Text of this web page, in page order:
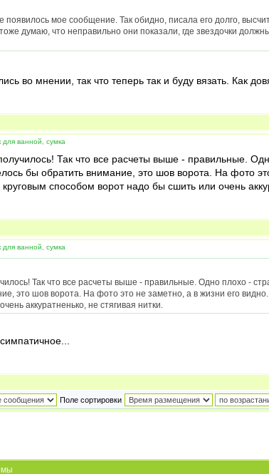
появилось мое сообщение. Так обидно, писала его долго,
думаю, что неправильно они показали, где звездочки
во мнении, так что теперь так и буду вязать. Как
ванной, сумка
Так что все расчеты выше - правильные.
бы обратить внимание, это шов ворота. На фото
способом ворот надо бы сшить или очень
ванной, сумка
Так что все расчеты выше - правильные. Одно плохо -
это шов ворота. На фото это не заметно, а в жизни его
аккуратненько, не стягивая нитки.
Поле сортировки